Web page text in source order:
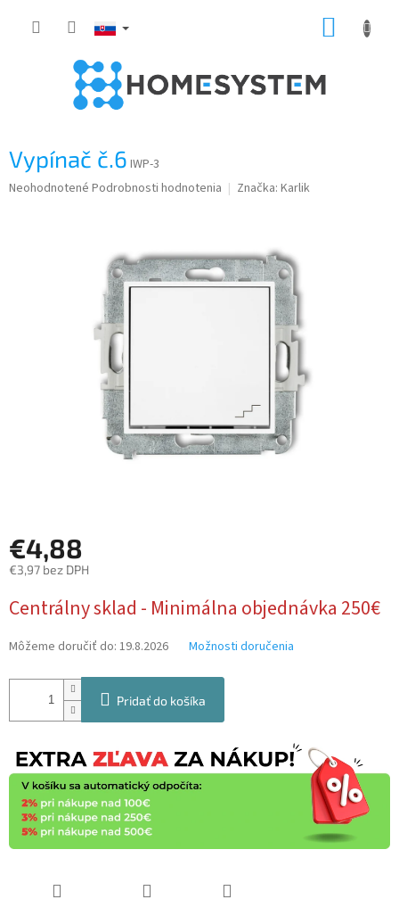
Vypínač č.6 IWP-3
Priemerné
Neohodnotené Podrobnosti hodnotenia Značka: Karlik
€4,88
€3,97 bez DPH
cena:
Centrálny sklad - Minimálna objednávka 250€
Môžeme doručiť do: 19.8.2026 Možnosti doručenia
Pridať do košíka